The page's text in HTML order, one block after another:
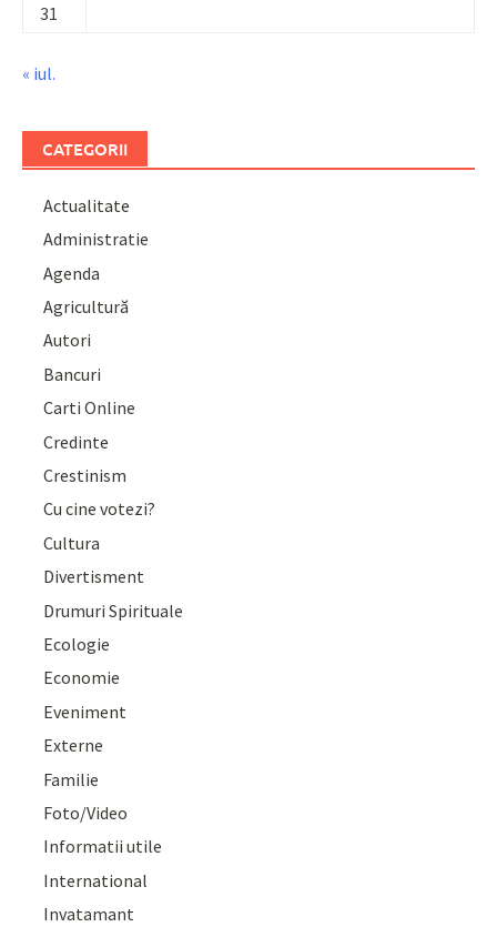
31
« iul.
CATEGORII
Actualitate
Administratie
Agenda
Agricultură
Autori
Bancuri
Carti Online
Credinte
Crestinism
Cu cine votezi?
Cultura
Divertisment
Drumuri Spirituale
Ecologie
Economie
Eveniment
Externe
Familie
Foto/Video
Informatii utile
International
Invatamant